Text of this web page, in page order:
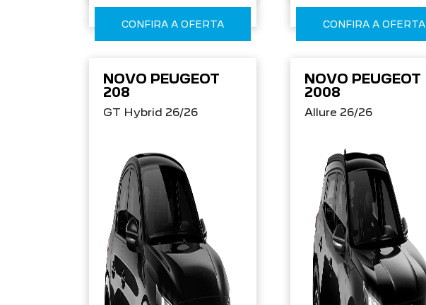
CONFIRA A OFERTA CONFIRA A OFERTA
NOVO PEUGEOT
208
GT Hybrid 26/26
NOVO PEUGEOT
2008
Allure 26/26